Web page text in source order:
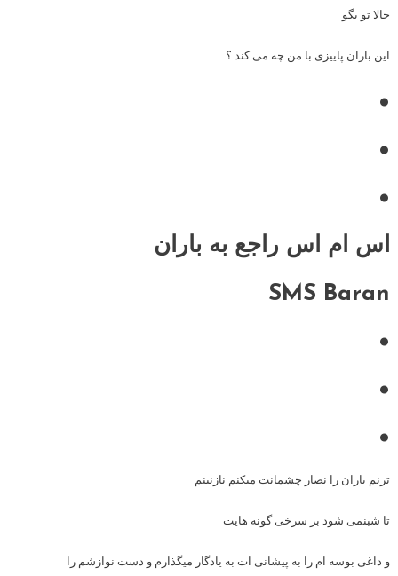
حالا تو بگو
این باران پاییزی با من چه می کند ؟
•
•
•
اس ام اس راجع به باران
SMS Baran
•
•
•
ترنم باران را نصار چشمانت میکنم نازنینم
تا شبنمی شود بر سرخی گونه هایت
و داغی بوسه ام را به پیشانی ات به یادگار میگذارم و دست نوازشم را